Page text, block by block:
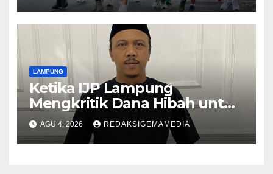
LAMPUNG
Ketika IJP Lampung
Mengkritik Dana Hibah untuk
Kejati
AGU 4, 2026 REDAKSIGEMAMEDIA